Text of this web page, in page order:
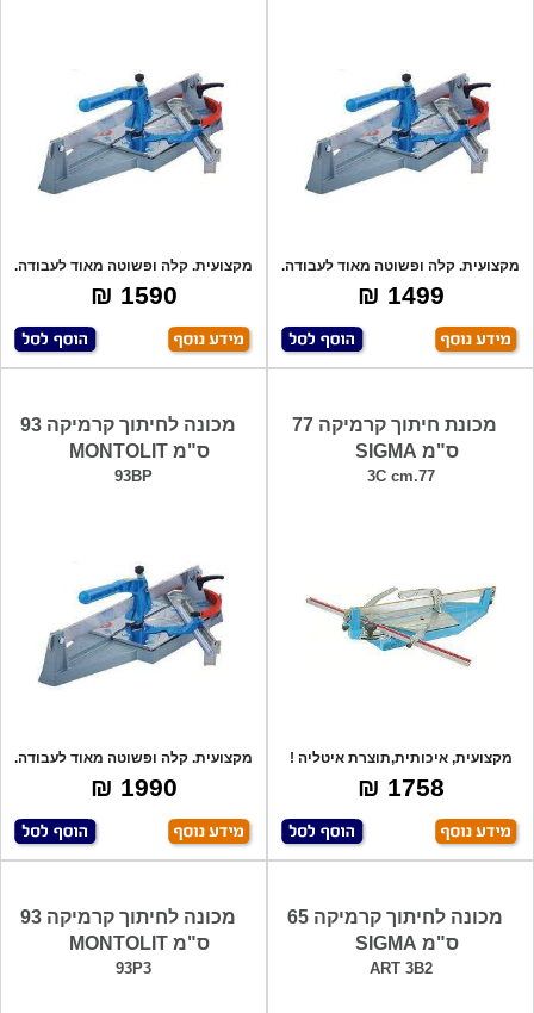
מקצועית. קלה ופשוטה מאוד לעבודה.
לעבוד
1499 ₪
מקצועית. קלה ופשוטה מאוד לעבודה.
לעבוד
1590 ₪
מכונת חיתוך קרמיקה 77
ס"מ SIGMA
3C cm.77
מקצועית, איכותית,תוצרת איטליה !
1758 ₪
מכונה לחיתוך קרמיקה 93
ס"מ MONTOLIT
93BP
מקצועית. קלה ופשוטה מאוד לעבודה.
לעבוד
1990 ₪
מכונה לחיתוך קרמיקה 65
ס"מ SIGMA
ART 3B2
מכונה לחיתוך קרמיקה 93
ס"מ MONTOLIT
93P3